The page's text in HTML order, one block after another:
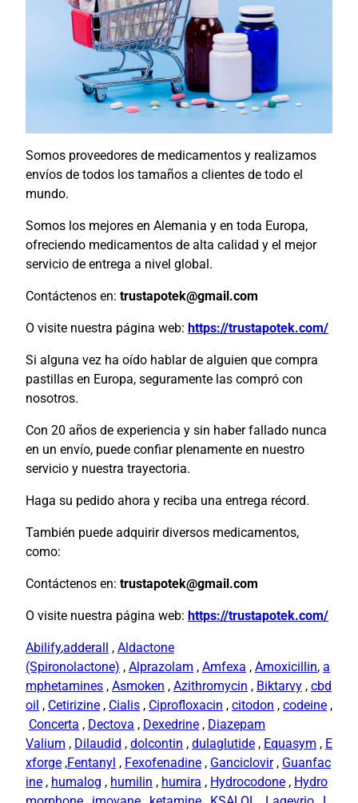
Somos proveedores de medicamentos y realizamos
envíos de todos los tamaños a clientes de todo el
mundo.
Somos los mejores en Alemania y en toda Europa,
ofreciendo medicamentos de alta calidad y el mejor
servicio de entrega a nivel global.
Contáctenos en: trustapotek@gmail.com
O visite nuestra página web: https://trustapotek.com/
Si alguna vez ha oído hablar de alguien que compra
pastillas en Europa, seguramente las compró con
nosotros.
Con 20 años de experiencia y sin haber fallado nunca
en un envío, puede confiar plenamente en nuestro
servicio y nuestra trayectoria.
Haga su pedido ahora y reciba una entrega récord.
También puede adquirir diversos medicamentos,
como:
Contáctenos en: trustapotek@gmail.com
O visite nuestra página web: https://trustapotek.com/
Abilify,adderall , Aldactone
(Spironolactone) , Alprazolam , Amfexa , Amoxicillin, a
mphetamines , Asmoken , Azithromycin , Biktarvy , cbd
oil , Cetirizine , Cialis , Ciprofloxacin , citodon , codeine ,
Concerta , Dectova , Dexedrine , Diazepam
Valium , Dilaudid , dolcontin , dulaglutide , Equasym , E
xforge ,Fentanyl , Fexofenadine , Ganciclovir, Guanfac
ine , humalog , humilin , humira , Hydrocodone , Hydro